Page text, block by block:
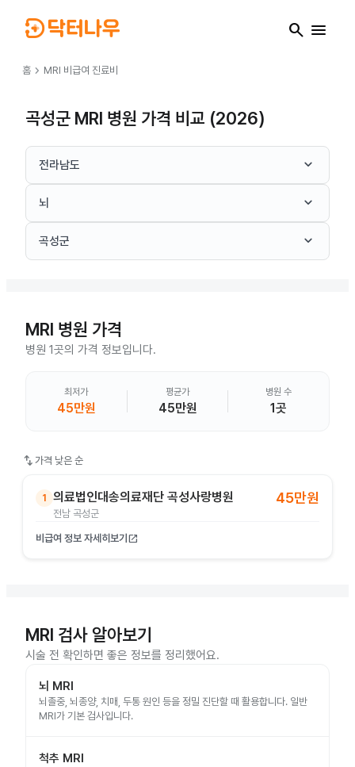
search menu
홈 chevron_right MRI 비급여 진료비
곡성군 MRI 병원 가격 비교 (2026)
전라남도 keyboard_arrow_down
뇌 keyboard_arrow_down
곡성군 keyboard_arrow_down
MRI 병원 가격
병원 1곳의 가격 정보입니다.
최저가
45만원
평균가
45만원
병원 수
1곳
swap_vert 가격 낮은 순
1 의료법인대송의료재단 곡성사랑병원
전남 곡성군
45만원
비급여 정보 자세히보기 open_in_new
MRI 검사 알아보기
시술 전 확인하면 좋은 정보를 정리했어요.
뇌 MRI
뇌졸중, 뇌종양, 치매, 두통 원인 등을 정밀 진단할 때 활용합니다. 일반
MRI가 기본 검사입니다.
척추 MRI